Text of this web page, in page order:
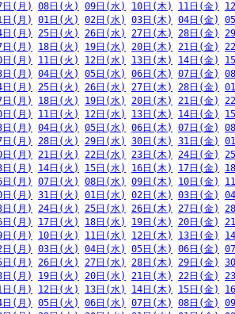
日(月) 08日(火) 09日(水) 10日(木) 11日(金)
日(月) 01日(火) 02日(水) 03日(木) 04日(金)
日(月) 25日(火) 26日(水) 27日(木) 28日(金)
日(月) 18日(火) 19日(水) 20日(木) 21日(金)
日(月) 11日(火) 12日(水) 13日(木) 14日(金)
日(月) 04日(火) 05日(水) 06日(木) 07日(金)
日(月) 25日(火) 26日(水) 27日(木) 28日(金)
日(月) 18日(火) 19日(水) 20日(木) 21日(金)
日(月) 11日(火) 12日(水) 13日(木) 14日(金)
日(月) 04日(火) 05日(水) 06日(木) 07日(金)
日(月) 28日(火) 29日(水) 30日(木) 31日(金)
日(月) 21日(火) 22日(水) 23日(木) 24日(金)
日(月) 14日(火) 15日(水) 16日(木) 17日(金)
日(月) 07日(火) 08日(水) 09日(木) 10日(金)
日(月) 31日(火) 01日(水) 02日(木) 03日(金)
日(月) 24日(火) 25日(水) 26日(木) 27日(金)
日(月) 17日(火) 18日(水) 19日(木) 20日(金)
日(月) 10日(火) 11日(水) 12日(木) 13日(金)
日(月) 03日(火) 04日(水) 05日(木) 06日(金)
日(月) 26日(火) 27日(水) 28日(木) 29日(金)
日(月) 19日(火) 20日(水) 21日(木) 22日(金)
日(月) 12日(火) 13日(水) 14日(木) 15日(金)
日(月) 05日(火) 06日(水) 07日(木) 08日(金)